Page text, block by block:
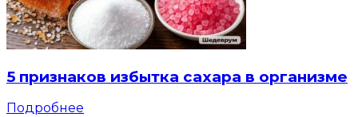
5 признаков избытка сахара в организме
Подробнее